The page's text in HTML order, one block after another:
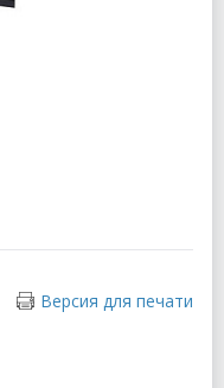
Версия для печати